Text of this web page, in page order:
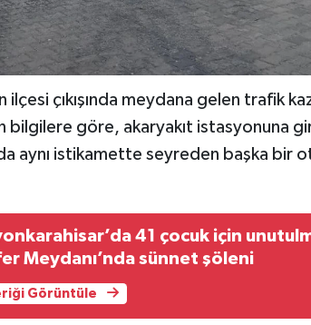
çıkışında meydana gelen trafik
bilgilere göre, akaryakıt istasyonuna
aynı istikamette seyreden başka bir
41 çocuk için
Meydanı’nda sünnet şöleni
Görüntüle